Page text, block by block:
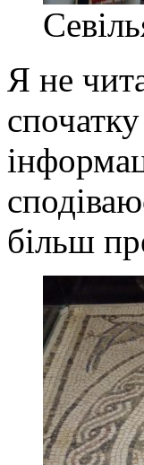
Я не
більш